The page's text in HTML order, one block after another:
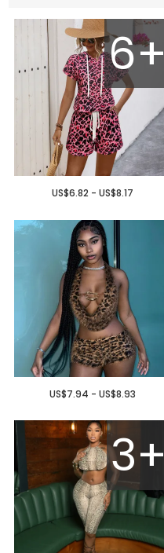
6+
US$6.82 - US$8.17
US$7.94 - US$8.93
3+